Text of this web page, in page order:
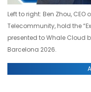
Left to right: Ben Zhou, CEO
Telecommunity, hold the
presented to Whale Cloud
Barcelona 2026.